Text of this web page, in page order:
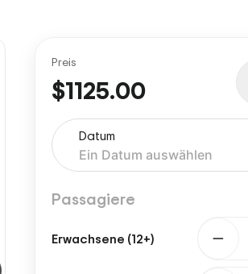
Preis
$1125.00
Datum
Passagiere
Erwachsene (12+)